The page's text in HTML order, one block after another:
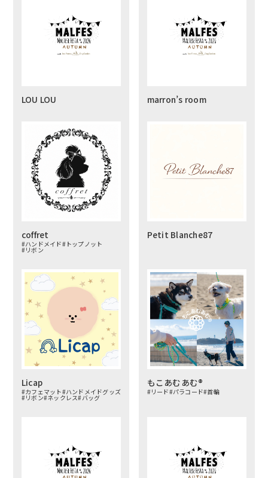
LOU LOU marron’s room
coffret
#ハンドメイド#トップノット
#リボン
Petit Blanche87
Licap
#カフェマット#ハンドメイドグッズ
#リボン#ネックレス#バッグ
もこあむあむ®︎
#リード#パラコード#首輪